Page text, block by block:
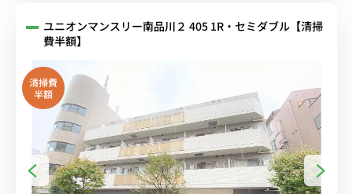
ユニオンマンスリー南品川２ 405 1R・セミダブル【清掃
費半額】
清掃費
半額